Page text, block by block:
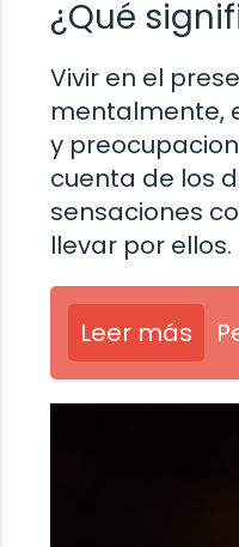
¿Qué
Vivir en el
mentalmente,
y
cuenta de los
sensaciones
llevar por ellos.
Leer más